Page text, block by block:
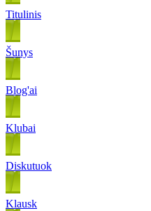
Titulinis
Šunys
Blog'ai
Klubai
Diskutuok
Klausk